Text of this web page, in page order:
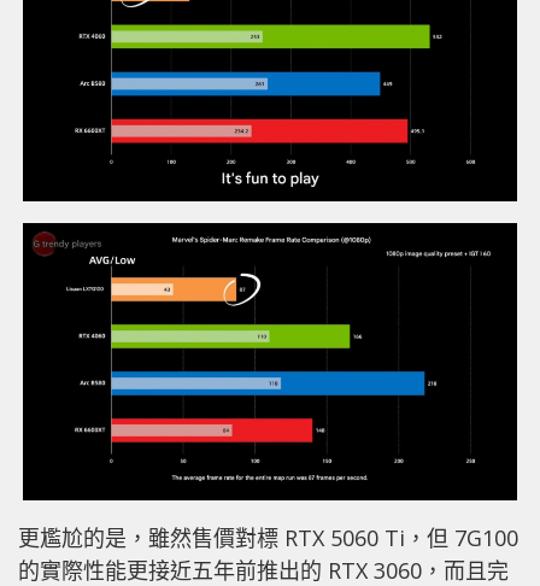
更尷尬的是，雖然售價對標 RTX 5060 Ti，但 7G100
的實際性能更接近五年前推出的 RTX 3060，而且完